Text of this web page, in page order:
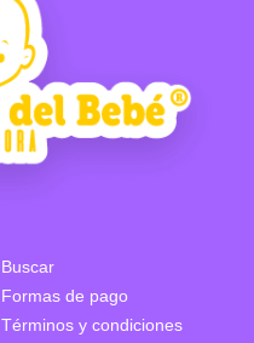
Buscar
Formas de pago
Términos y condiciones